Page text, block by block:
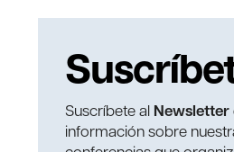
Suscríbete al Newsletter
información sobre